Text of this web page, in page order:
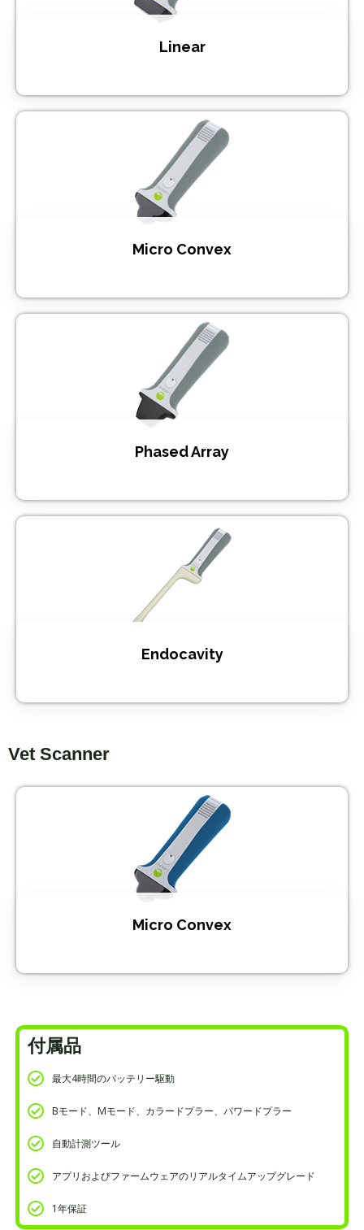
Linear
Micro Convex
Phased Array
Endocavity
Vet Scanner
Micro Convex
付属品
最大4時間のバッテリー駆動
Bモード、Mモード、カラードプラー、パワードプラー
自動計測ツール
アプリおよびファームウェアのリアルタイムアップグレード
1年保証